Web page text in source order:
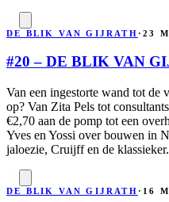
DE BLIK VAN GIJRATH ·23
#20 – DE BLIK VAN
Van een ingestorte wand tot de
op? Van Zita Pels tot
€2,70 aan de pomp tot een
Yves en Yossi over bouwen in
jaloezie, Cruijff en de
DE BLIK VAN GIJRATH · 16